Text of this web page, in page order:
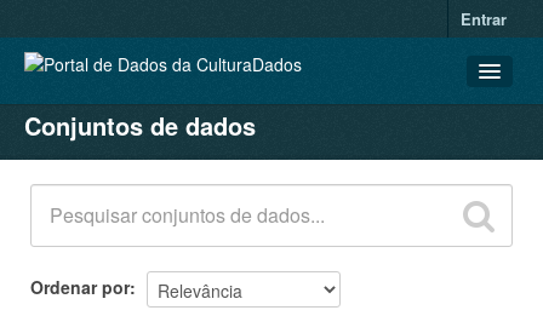
Entrar
CONJUNTOS DE DADOS
ORGANIZAÇÕES
GRUPOS
SOBRE
Conjuntos de dados
Ordenar por